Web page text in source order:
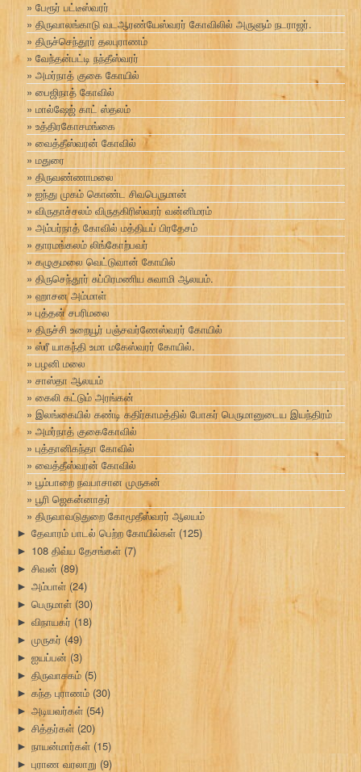
பேரூர் பட்டீஸ்வரர்
திருவாலங்காடு வடஆரண்யேஸ்வரர் கோவிலில் அருளும் நடராஜர்.
திருச்செந்தூர் தலபுராணம்
வேந்தன்பட்டி நந்தீஸ்வரர்
அமர்நாத் குகை கோயில்
பைஜிநாத் கோவில்
மால்ஷேஜ் காட் ஸ்தலம்
உத்திரகோசமங்கை
வைத்தீஸ்வரன் கோவில்
மதுரை
திருவண்ணாமலை
ஐந்து முகம் கொண்ட சிவபெருமான்
விருதாச்சலம் விருதகிரிஸ்வரர் வன்னிமரம்
அம்பர்நாத் கோவில் மத்தியப் பிரதேசம்
தாரமங்கலம் லிங்கோற்பவர்
கழுகுமலை வெட்டுவான் கோயில்
திருசெந்தூர் சுப்பிரமணிய சுவாமி ஆலயம்.
ஹாசன அம்மாள்
புத்தன் சபரிமலை
திருச்சி உறையூர் பஞ்சவர்ணேஸ்வரர் கோயில்
ஸ்ரீ யாகந்தி உமா மகேஸ்வரர் கோயில்.
பழனி மலை
சாஸ்தா ஆலயம்
கைலி கட்டும் அரங்கன்
இலங்கையில் கண்டி கதிர்காமத்தில் போகர் பெருமானுடைய இயந்திரம்
அமர்நாத் குகைகோவில்
புத்தானிகந்தா கோவில்
வைத்தீஸ்வரன் கோவில்
பூம்பாறை நவபாசான முருகன்
பூரி ஜெகன்னாதர்
திருவாவடுதுறை கோமூதீஸ்வரர் ஆலயம்
► தேவாரம் பாடல் பெற்ற கோயில்கள் (125)
► 108 திவ்ய தேசங்கள் (7)
► சிவன் (89)
► அம்பாள் (24)
► பெருமாள் (30)
► விநாயகர் (18)
► முருகர் (49)
► ஐயப்பன் (3)
► திருவாசகம் (5)
► கந்த புராணம் (30)
► அடியவர்கள் (54)
► சித்தர்கள் (20)
► நாயன்மார்கள் (15)
► புராண வரலாறு (9)